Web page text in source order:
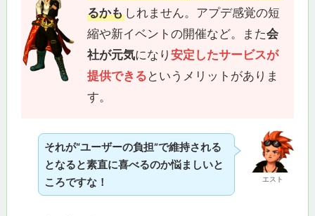
るかもしれません。アプデ感覚の短
縮や新イベントの開催など。また会
社が元気になり 安定したサービスが
提供できる というメリットがありま
す。
エスト
それが“ユーザーの負担”で維持される
となると素直に喜べるのか悩ましいと
ころですな！